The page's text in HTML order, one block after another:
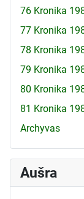
76 Kronika
77 Kronika
78 Kronika
79 Kronika
80 Kronika
81 Kronika
Archyvas
Aušra